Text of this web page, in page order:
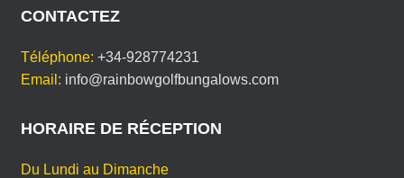
Z
O
L
N
c
e
b
o
k
tt
er
e
st A
p
CONTACTEZ
Téléphone: +34-928774231
Email: info@rainbowgolfbungalows.com
HORAIRE DE RÉCEPTION
Du Lundi au Dimanche